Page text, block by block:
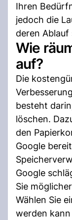
Ihren
jedoch die
deren Ablauf
Wie
auf?
Die
besteht
löschen.
den
Google
Google
Sie
Wählen Sie
werden